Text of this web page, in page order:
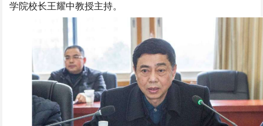
学院校长王耀中教授主持。